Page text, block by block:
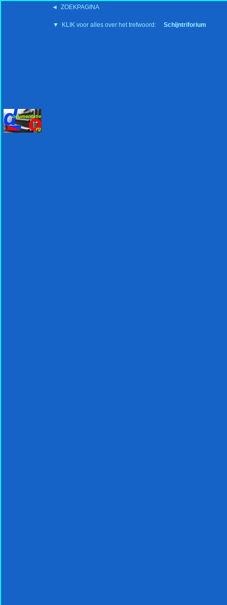
◄ ZOEKPAGINA
▼ KLIK voor alles over het trefwoord: Schijntriforium
'15:19 19-2-2008